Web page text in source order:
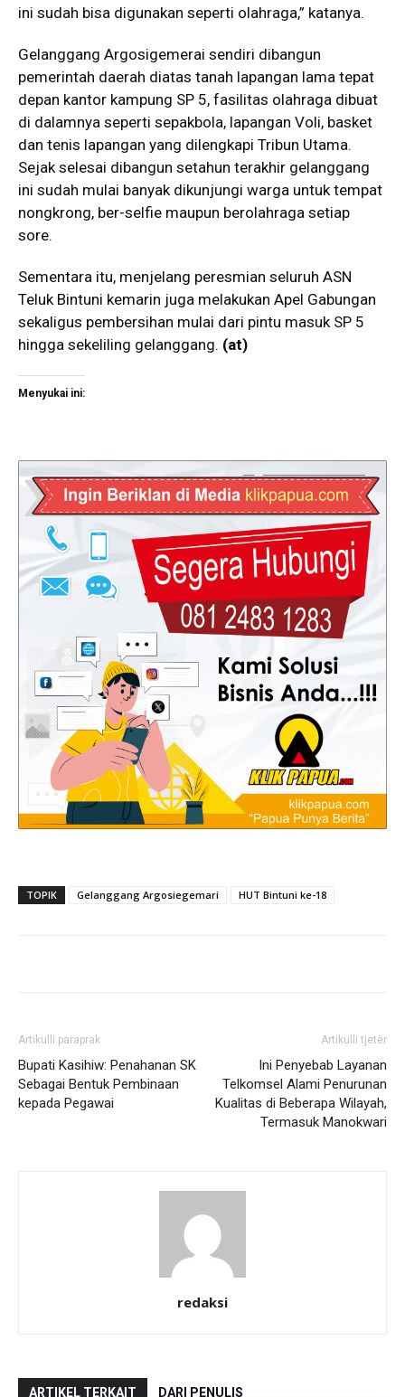
ini sudah bisa digunakan seperti olahraga,” katanya.
Gelanggang Argosigemerai sendiri dibangun
pemerintah daerah diatas tanah lapangan lama tepat
depan kantor kampung SP 5, fasilitas olahraga dibuat
di dalamnya seperti sepakbola, lapangan Voli, basket
dan tenis lapangan yang dilengkapi Tribun Utama.
Sejak selesai dibangun setahun terakhir gelanggang
ini sudah mulai banyak dikunjungi warga untuk tempat
nongkrong, ber-selfie maupun berolahraga setiap
sore.
Sementara itu, menjelang peresmian seluruh ASN
Teluk Bintuni kemarin juga melakukan Apel Gabungan
sekaligus pembersihan mulai dari pintu masuk SP 5
hingga sekeliling gelanggang. (at)
Menyukai ini:
TOPIK Gelanggang Argosiegemari HUT Bintuni ke-18
Artikulli paraprak
Bupati Kasihiw: Penahanan SK
Sebagai Bentuk Pembinaan
kepada Pegawai
Artikulli tjetër
Ini Penyebab Layanan
Telkomsel Alami Penurunan
Kualitas di Beberapa Wilayah,
Termasuk Manokwari
redaksi
ARTIKEL TERKAIT DARI PENULIS